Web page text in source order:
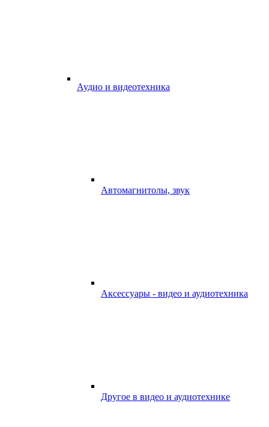
Аудио и видеотехника
Автомагнитолы, звук
Аксессуары - видео и аудиотехника
Другое в видео и аудиотехнике